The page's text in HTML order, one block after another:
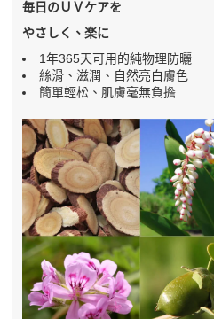
毎日のＵＶケアを
やさしく、楽に
1年365天可用的純物理防曬
絲滑、滋潤、自然亮白膚色
簡單輕松、肌膚毫無負擔